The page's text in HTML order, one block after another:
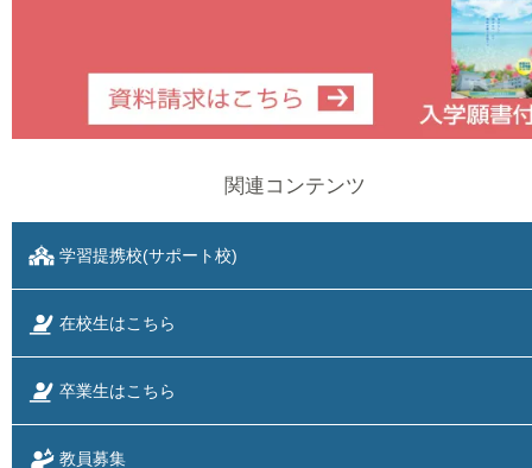
関連コンテンツ
学習提携校(サポート校)
在校生はこちら
卒業生はこちら
教員募集